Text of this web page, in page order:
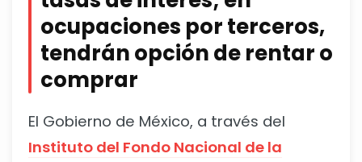
ocupaciones por terceros,
tendrán opción de rentar o
comprar
El Gobierno de México, a través del
Instituto del Fondo Nacional de la